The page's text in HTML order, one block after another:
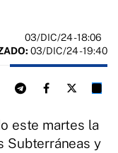
03/DIC/24- 18:06
03/DIC/24 - 19:40
este martes la
Subterráneas y